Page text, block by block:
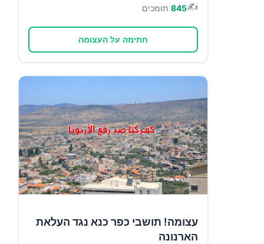
✍️
845 תומכים
חתימה על העצומה
עצומה! תושבי כפר כנא נגד העלאת
הארנונה